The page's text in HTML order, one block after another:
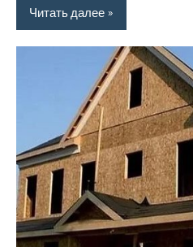
Читать далее